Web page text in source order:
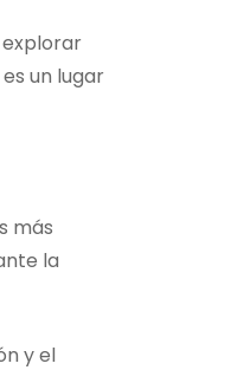
explorar
un lugar
más
la
y el